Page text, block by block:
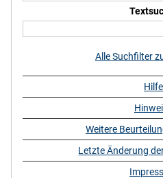
Alle Suchfilter
Hilfe
Weitere
Letzte Änderung